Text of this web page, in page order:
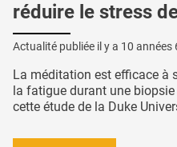
réduire le stress
Actualité publiée il y a 10 années
La méditation est efficace à
la fatigue durant une
cette étude de la Duke